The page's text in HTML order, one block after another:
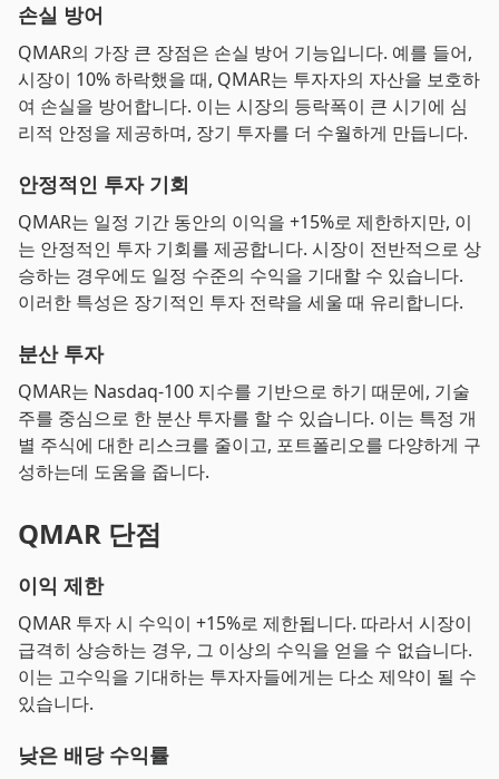
손실 방어
QMAR의 가장 큰 장점은 손실 방어 기능입니다. 예를 들어,
시장이 10% 하락했을 때, QMAR는 투자자의 자산을 보호하
여 손실을 방어합니다. 이는 시장의 등락폭이 큰 시기에 심
리적 안정을 제공하며, 장기 투자를 더 수월하게 만듭니다.
안정적인 투자 기회
QMAR는 일정 기간 동안의 이익을 +15%로 제한하지만, 이
는 안정적인 투자 기회를 제공합니다. 시장이 전반적으로 상
승하는 경우에도 일정 수준의 수익을 기대할 수 있습니다.
이러한 특성은 장기적인 투자 전략을 세울 때 유리합니다.
분산 투자
QMAR는 Nasdaq-100 지수를 기반으로 하기 때문에, 기술
주를 중심으로 한 분산 투자를 할 수 있습니다. 이는 특정 개
별 주식에 대한 리스크를 줄이고, 포트폴리오를 다양하게 구
성하는데 도움을 줍니다.
QMAR 단점
이익 제한
QMAR 투자 시 수익이 +15%로 제한됩니다. 따라서 시장이
급격히 상승하는 경우, 그 이상의 수익을 얻을 수 없습니다.
이는 고수익을 기대하는 투자자들에게는 다소 제약이 될 수
있습니다.
낮은 배당 수익률